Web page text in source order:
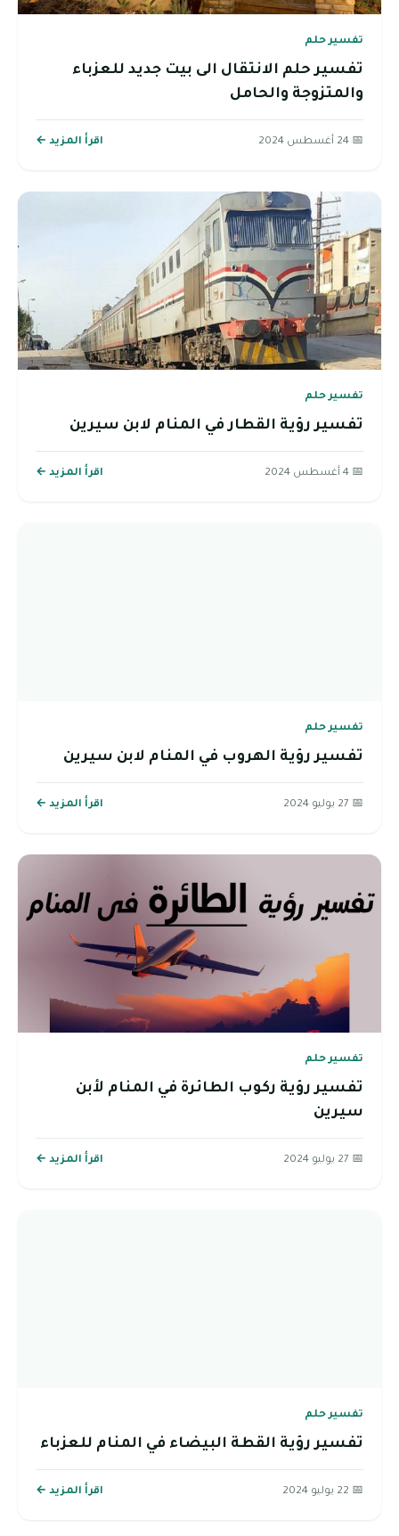
تفسير حلم
تفسير حلم الانتقال الى بيت جديد للعزباء
والمتزوجة والحامل
📅 24 أغسطس 2024 اقرأ المزيد ←
تفسير حلم
تفسير رؤية القطار في المنام لابن سيرين
📅 4 أغسطس 2024 اقرأ المزيد ←
تفسير حلم
تفسير رؤية الهروب في المنام لابن سيرين
📅 27 يوليو 2024 اقرأ المزيد ←
تفسير حلم
تفسير رؤية ركوب الطائرة في المنام لأبن
سيرين
📅 27 يوليو 2024 اقرأ المزيد ←
تفسير حلم
تفسير رؤية القطة البيضاء في المنام للعزباء
📅 22 يوليو 2024 اقرأ المزيد ←